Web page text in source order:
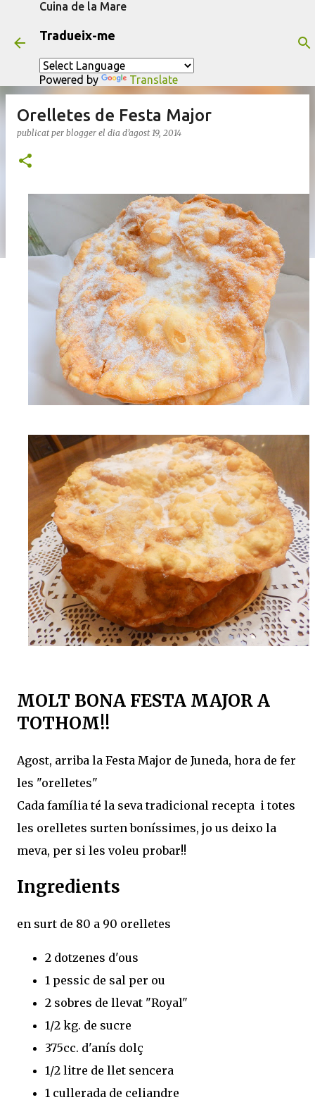
Cuina de la Mare
Tradueix-me
Powered by Translate
Orelletes de Festa Major
publicat per blogger el dia d’agost 19, 2014
MOLT BONA FESTA MAJOR A
TOTHOM!!
Agost, arriba la Festa Major de Juneda, hora de fer
les "orelletes"
Cada família té la seva tradicional recepta i totes
les orelletes surten boníssimes, jo us deixo la
meva, per si les voleu probar!!
Ingredients
en surt de 80 a 90 orelletes
2 dotzenes d'ous
1 pessic de sal per ou
2 sobres de llevat "Royal"
1/2 kg. de sucre
375cc. d'anís dolç
1/2 litre de llet sencera
1 cullerada de celiandre